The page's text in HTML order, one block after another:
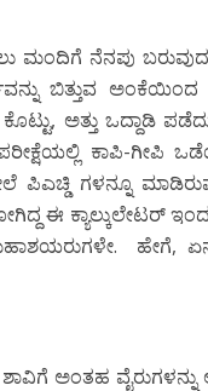
ಮಂದಿಗೆ ನೆನಪು
ಬಿತ್ತುವ
, ಅತ್ತು ಒದ್ದಾಡಿ
ಪರೀಕ್ಷೆಯಲ್ಲಿ ಕಾಪಿ-
ಗಳನ್ನೂ
ಈ ಕ್ಯಾಲ್ಕುಲೇಟರ್
ಹೇಗೆ,
ಶಾವಿಗೆ ಅಂತಹ